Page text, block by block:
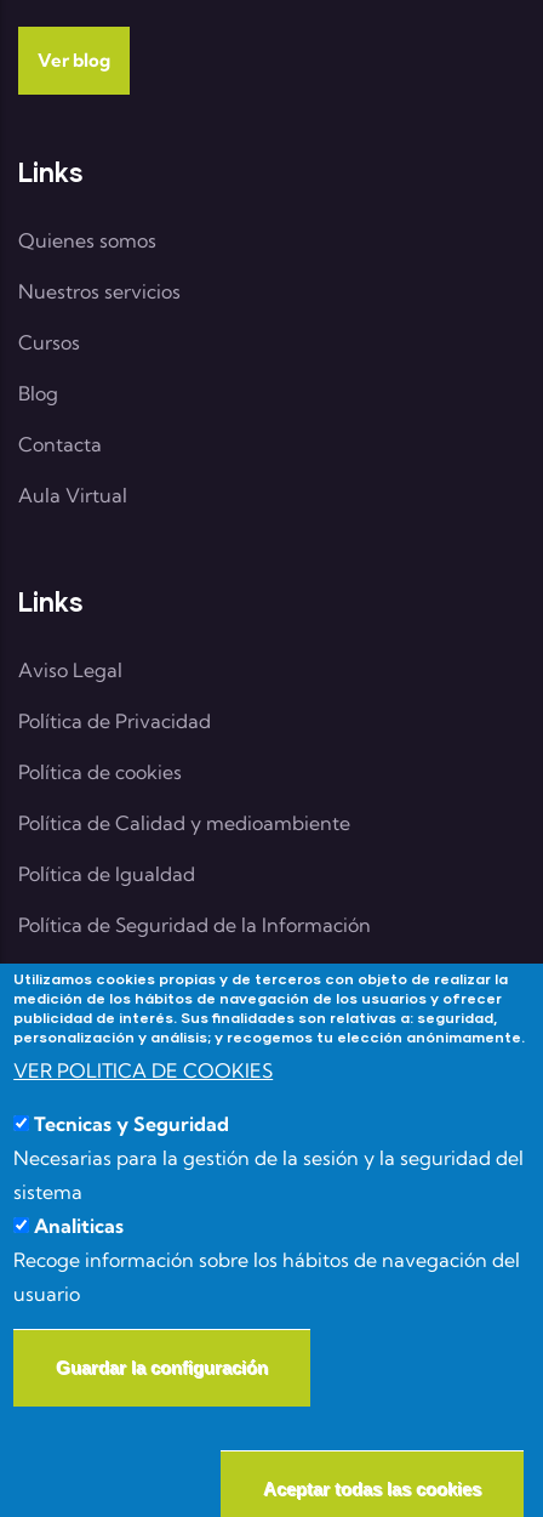
Ver blog
Links
Quienes somos
Nuestros servicios
Cursos
Blog
Contacta
Aula Virtual
Links
Aviso Legal
Política de Privacidad
Política de cookies
Política de Calidad y medioambiente
Política de Igualdad
Política de Seguridad de la Información
Contacta
Forma3Almeria en:
info@forma3almeria.com
2026. All Rights Reserved.
Utilizamos cookies propias y de terceros con objeto de realizar la
medición de los hábitos de navegación de los usuarios y ofrecer
publicidad de interés. Sus finalidades son relativas a: seguridad,
personalización y análisis; y recogemos tu elección anónimamente.
VER POLITICA DE COOKIES
Tecnicas y Seguridad
Necesarias para la gestión de la sesión y la seguridad del
sistema
Analiticas
Recoge información sobre los hábitos de navegación del
usuario
Guardar la configuración
Aceptar todas las cookies